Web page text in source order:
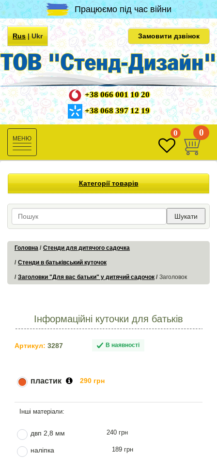
Працюємо під час війни
Rus|Ukr Замовити дзвінок
+38 066 001 10 20
+38 068 397 12 19
Toggle
navigation
0 0
Категорії товарів
Шукати
Головна Стенди для дитячого садочка
Стенди в батьківський куточок
Заголовки "Для вас батьки" у дитячий садочок Заголовок
Інформаційні куточки для батьків
Артикул: 3287 В наявності
пластик 290 грн
двп 2,8 мм 240 грн
наліпка 189 грн